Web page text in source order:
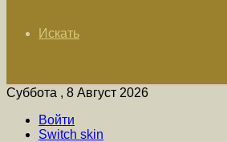
Искать
Суббота , 8 Август 2026
Войти
Switch skin